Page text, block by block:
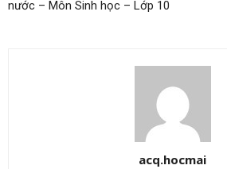
nước – Môn Sinh học – Lớp 10
acq.hocmai